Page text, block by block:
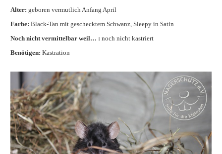
Alter: geboren vermutlich Anfang April
Farbe: Black-Tan mit geschecktem Schwanz, Sleepy in Satin
Noch nicht vermittelbar weil… : noch nicht kastriert
Benötigen: Kastration